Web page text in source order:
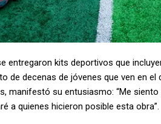
entregaron kits deportivos que
de decenas de jóvenes que ven en
manifestó su entusiasmo: “Me
a quienes hicieron posible esta obra”.